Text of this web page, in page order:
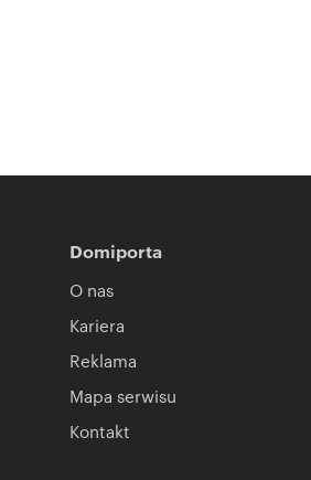
Domiporta
O nas
Kariera
Reklama
Mapa serwisu
Kontakt